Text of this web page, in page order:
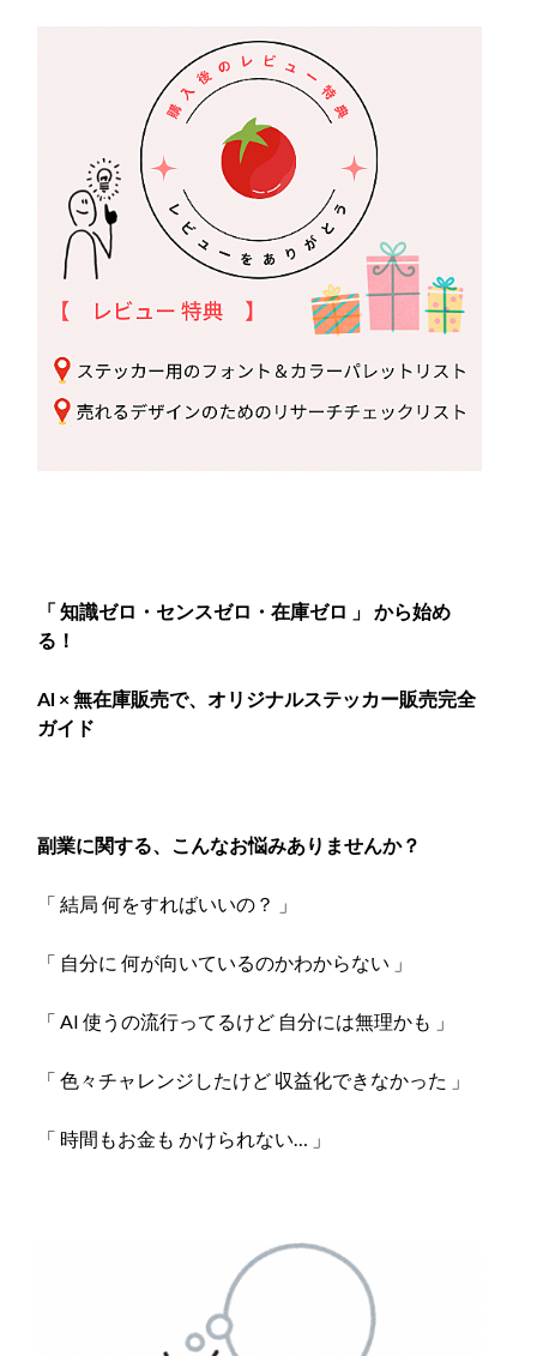
「 知識ゼロ・センスゼロ・在庫ゼロ 」 から始め
る！
AI × 無在庫販売で、オリジナルステッカー販売完全
ガイド
副業に関する、こんなお悩みありませんか？
「 結局 何をすればいいの？ 」
「 自分に 何が向いているのかわからない 」
「 AI 使うの流行ってるけど 自分には無理かも 」
「 色々チャレンジしたけど 収益化できなかった 」
「 時間もお金も かけられない… 」